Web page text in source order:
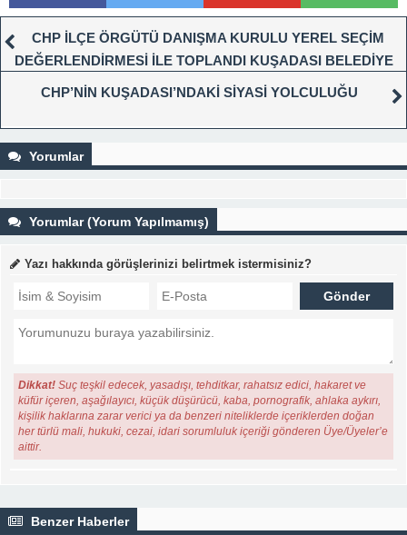
CHP İLÇE ÖRGÜTÜ DANIŞMA KURULU YEREL SEÇİM
DEĞERLENDİRMESİ İLE TOPLANDI KUŞADASI BELEDİYE
BAŞKANI ÖMER GÜNEL: “DÜŞMANIN EN BÜYÜK HİLESİ
CHP’NİN KUŞADASI’NDAKİ SİYASİ YOLCULUĞU
Yorumlar
Yorumlar (Yorum Yapılmamış)
Yazı hakkında görüşlerinizi belirtmek istermisiniz?
Dikkat! Suç teşkil edecek, yasadışı, tehditkar, rahatsız edici, hakaret ve
küfür içeren, aşağılayıcı, küçük düşürücü, kaba, pornografik, ahlaka aykırı,
kişilik haklarına zarar verici ya da benzeri niteliklerde içeriklerden doğan
her türlü mali, hukuki, cezai, idari sorumluluk içeriği gönderen Üye/Üyeler’e
aittir.
Benzer Haberler